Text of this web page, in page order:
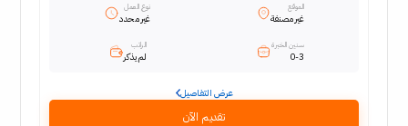
الموقع
غير مصنفة
نوع العمل
غير محدد
سنين الخبرة
0-3
الراتب
لم يذكر
عرض التفاصيل
تقديم الآن